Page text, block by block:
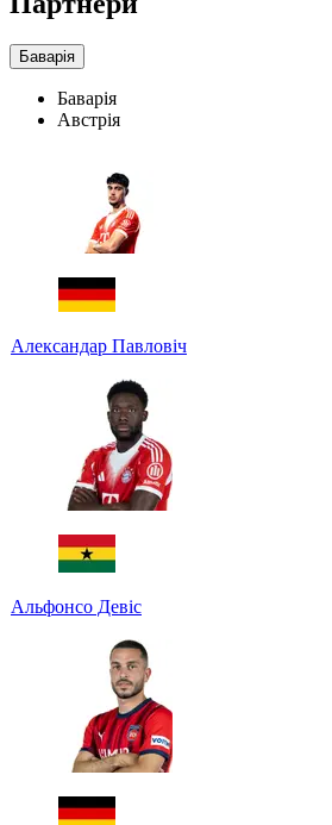
Баварія
Баварія
Австрія
Александар Павловіч
Альфонсо Девіс